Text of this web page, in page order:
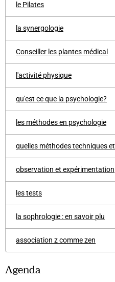
le Pilates
la synergologie
Conseiller les plantes médical
l'activité physique
qu'est ce que la psychologie?
les méthodes en psychologie
quelles méthodes techniques et
observation et expérimentation
les tests
la sophrologie : en savoir plu
association z comme zen
Agenda